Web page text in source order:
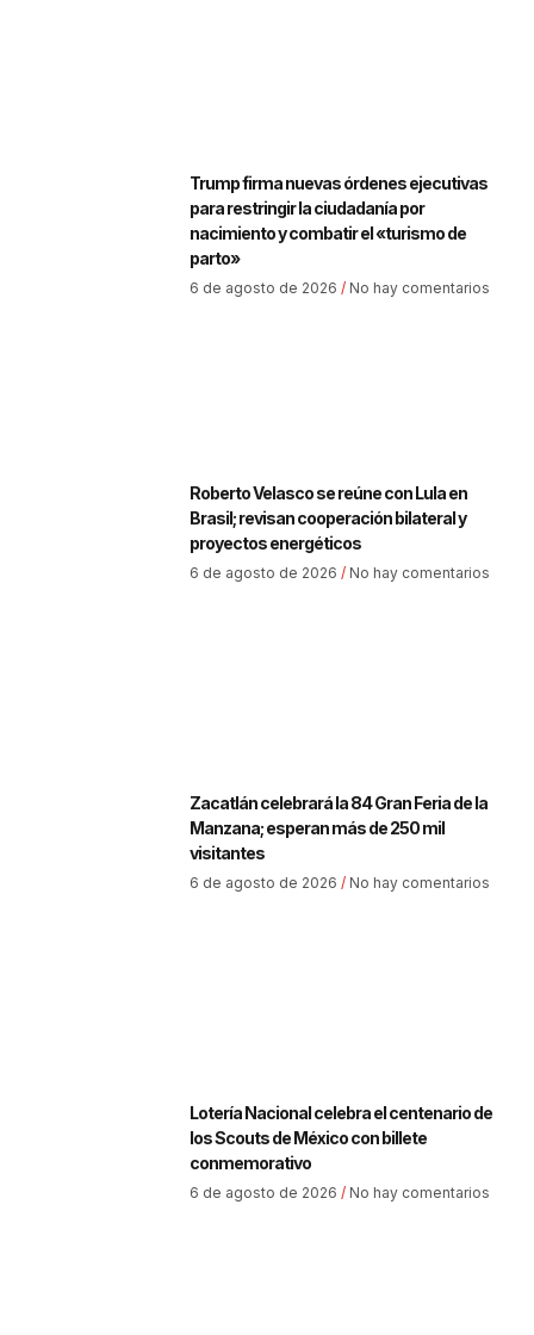
Trump firma nuevas órdenes ejecutivas
para restringir la ciudadanía por
nacimiento y combatir el «turismo de
parto»
6 de agosto de 2026 No hay comentarios
Roberto Velasco se reúne con Lula en
Brasil; revisan cooperación bilateral y
proyectos energéticos
6 de agosto de 2026 No hay comentarios
Zacatlán celebrará la 84 Gran Feria de la
Manzana; esperan más de 250 mil
visitantes
6 de agosto de 2026 No hay comentarios
Lotería Nacional celebra el centenario de
los Scouts de México con billete
conmemorativo
6 de agosto de 2026 No hay comentarios